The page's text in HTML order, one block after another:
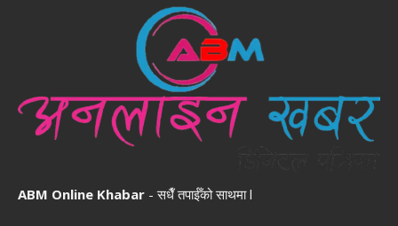
ABM Online Khabar - सधैँ तपाईँको साथमा l